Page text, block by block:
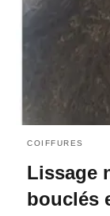
COIFFURES
Lissage
bouclés